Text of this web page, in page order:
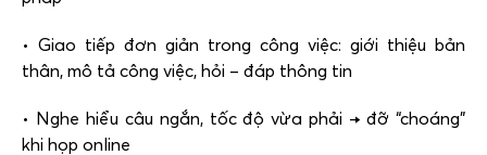
• Giao tiếp đơn giản trong công việc: giới thiệu bản
thân, mô tả công việc, hỏi – đáp thông tin
• Nghe hiểu câu ngắn, tốc độ vừa phải → đỡ “choáng”
khi họp online